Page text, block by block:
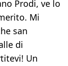
Prodi, ve lo
Mi
san
di
Un